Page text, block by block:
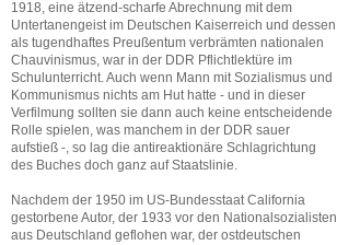
1918, eine ätzend-scharfe Abrechnung mit dem
Untertanengeist im Deutschen Kaiserreich und dessen
als tugendhaftes Preußentum verbrämten nationalen
Chauvinismus, war in der DDR Pflichtlektüre im
Schulunterricht. Auch wenn Mann mit Sozialismus und
Kommunismus nichts am Hut hatte - und in dieser
Verfilmung sollten sie dann auch keine entscheidende
Rolle spielen, was manchem in der DDR sauer
aufstieß -, so lag die antireaktionäre Schlagrichtung
des Buches doch ganz auf Staatslinie.
Nachdem der 1950 im US-Bundesstaat California
gestorbene Autor, der 1933 vor den Nationalsozialisten
aus Deutschland geflohen war, der ostdeutschen